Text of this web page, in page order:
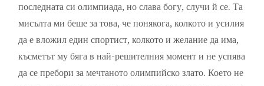
последната си олимпиада, но слава богу, случи й се. Та
мисълта ми беше за това, че понякога, колкото и усилия
да е вложил един спортист, колкото и желание да има,
късметът му бяга в най-решителния момент и не успява
да се пребори за мечтаното олимпийско злато. Което не